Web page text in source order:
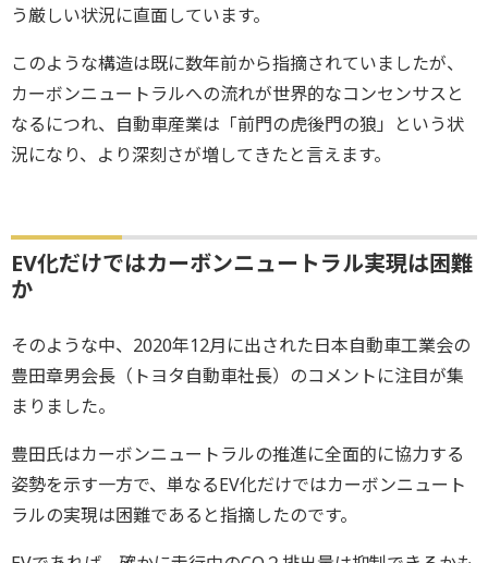
う厳しい状況に直面しています。
このような構造は既に数年前から指摘されていましたが、
カーボンニュートラルへの流れが世界的なコンセンサスと
なるにつれ、自動車産業は「前門の虎後門の狼」という状
況になり、より深刻さが増してきたと言えます。
EV化だけではカーボンニュートラル実現は困難
か
そのような中、2020年12月に出された日本自動車工業会の
豊田章男会長（トヨタ自動車社長）のコメントに注目が集
まりました。
豊田氏はカーボンニュートラルの推進に全面的に協力する
姿勢を示す一方で、単なるEV化だけではカーボンニュート
ラルの実現は困難であると指摘したのです。